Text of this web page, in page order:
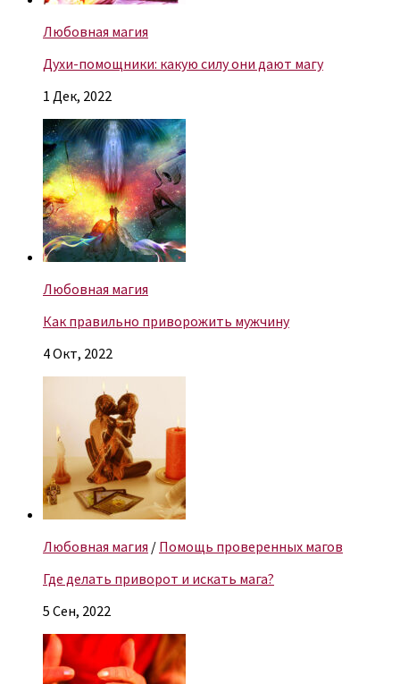
Любовная магия
Духи-помощники: какую силу они дают магу
1 Дек, 2022
Любовная магия
Как правильно приворожить мужчину
4 Окт, 2022
Любовная магия / Помощь проверенных магов
Где делать приворот и искать мага?
5 Сен, 2022